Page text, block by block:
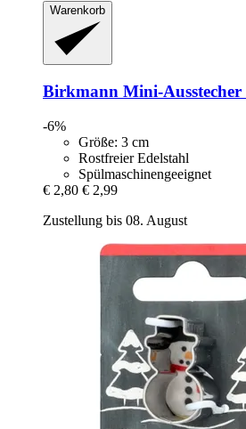
Warenkorb
Birkmann Mini-​
-6%
Größe: 3 cm
Rostfreier Edelstahl
Spülmaschinengeeignet
€ 2,80 € 2,99
Zustellung bis 08. August